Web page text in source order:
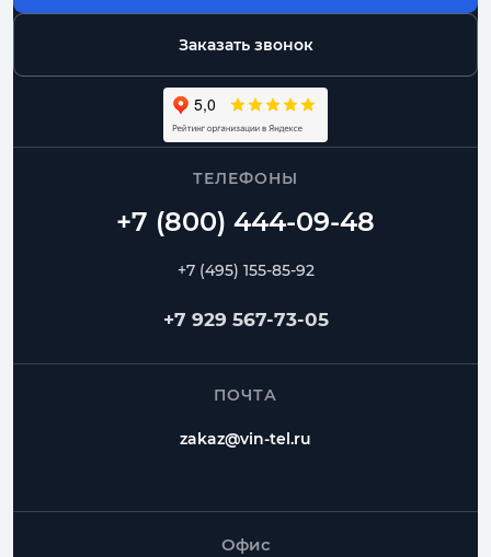
Заказать звонок
ТЕЛЕФОНЫ
+7 (495) 155-85-92
+7 929 567-73-05
ПОЧТА
zakaz@vin-tel.ru
Офис